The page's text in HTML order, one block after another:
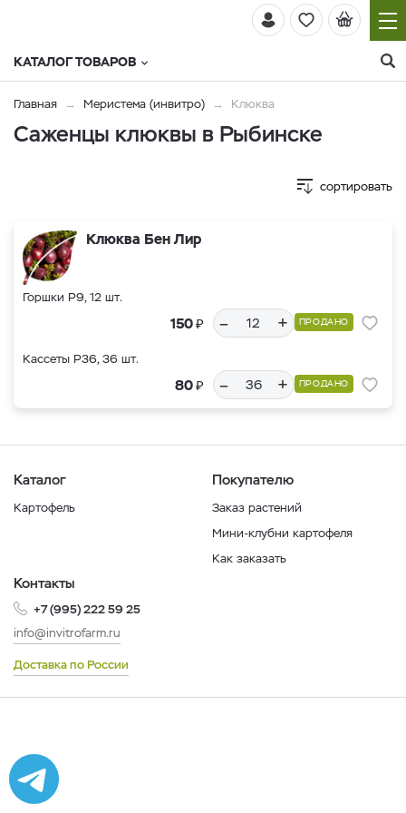
КАТАЛОГ ТОВАРОВ
Главная Меристема (инвитро) Клюква
Саженцы клюквы в Рыбинске
сортировать
Клюква Бен Лир
Горшки Р9, 12 шт.
150₽ – + ПРОДАНО
Кассеты Р36, 36 шт.
80₽ – + ПРОДАНО
Каталог
Картофель
Покупателю
Заказ растений
Мини-клубни картофеля
Как заказать
Контакты
+7 (995) 222 59 25
info@invitrofarm.ru
Доставка по России